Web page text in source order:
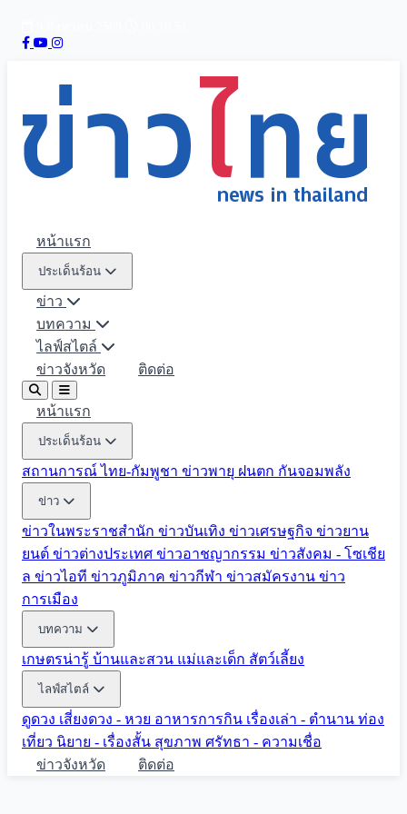
หน้าแรก
ประเด็นร้อน
ข่าว
บทความ
ไลฟ์สไตล์
ข่าวจังหวัด
ติดต่อ
หน้าแรก
ประเด็นร้อน
สถานการณ์ ไทย-กัมพูชา ข่าวพายุ ฝนตก กันจอมพลัง
ข่าว
ข่าวในพระราชสำนัก ข่าวบันเทิง ข่าวเศรษฐกิจ ข่าวยาน
ยนต์ ข่าวต่างประเทศ ข่าวอาชญากรรม ข่าวสังคม - โซเชีย
ล ข่าวไอที ข่าวภูมิภาค ข่าวกีฬา ข่าวสมัครงาน ข่าว
การเมือง
บทความ
เกษตรน่ารู้ บ้านและสวน แม่และเด็ก สัตว์เลี้ยง
ไลฟ์สไตล์
ดูดวง เสี่ยงดวง - หวย อาหารการกิน เรื่องเล่า - ตำนาน ท่อง
เที่ยว นิยาย - เรื่องสั้น สุขภาพ ศรัทธา - ความเชื่อ
ข่าวจังหวัด
ติดต่อ